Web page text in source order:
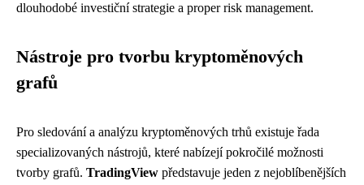
dlouhodobé investiční strategie a proper risk management.
Nástroje pro tvorbu kryptoměnových
grafů
Pro sledování a analýzu kryptoměnových trhů existuje řada
specializovaných nástrojů, které nabízejí pokročilé možnosti
tvorby grafů. TradingView představuje jeden z nejoblíbenějších